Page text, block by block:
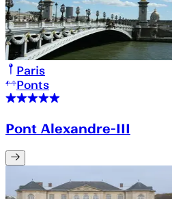
Paris
Ponts
Pont Alexandre-III